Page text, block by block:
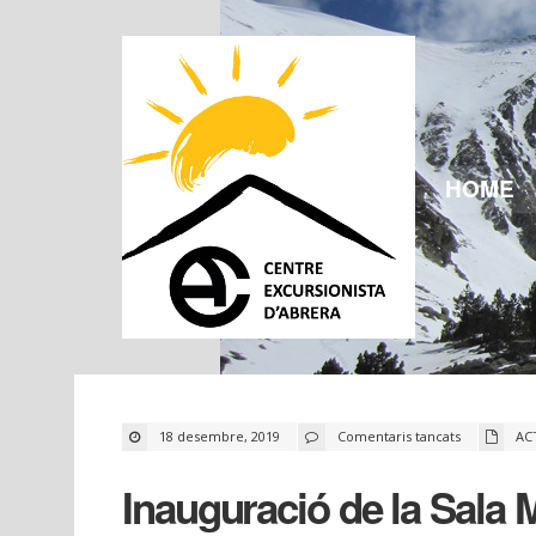
HOME
18 desembre, 2019 Comentaris tancatsa
Inauguració
Municipal
i
reforma
Inauguració de la Sala